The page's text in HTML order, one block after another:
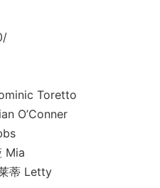
Toretto
O’Conner
Letty